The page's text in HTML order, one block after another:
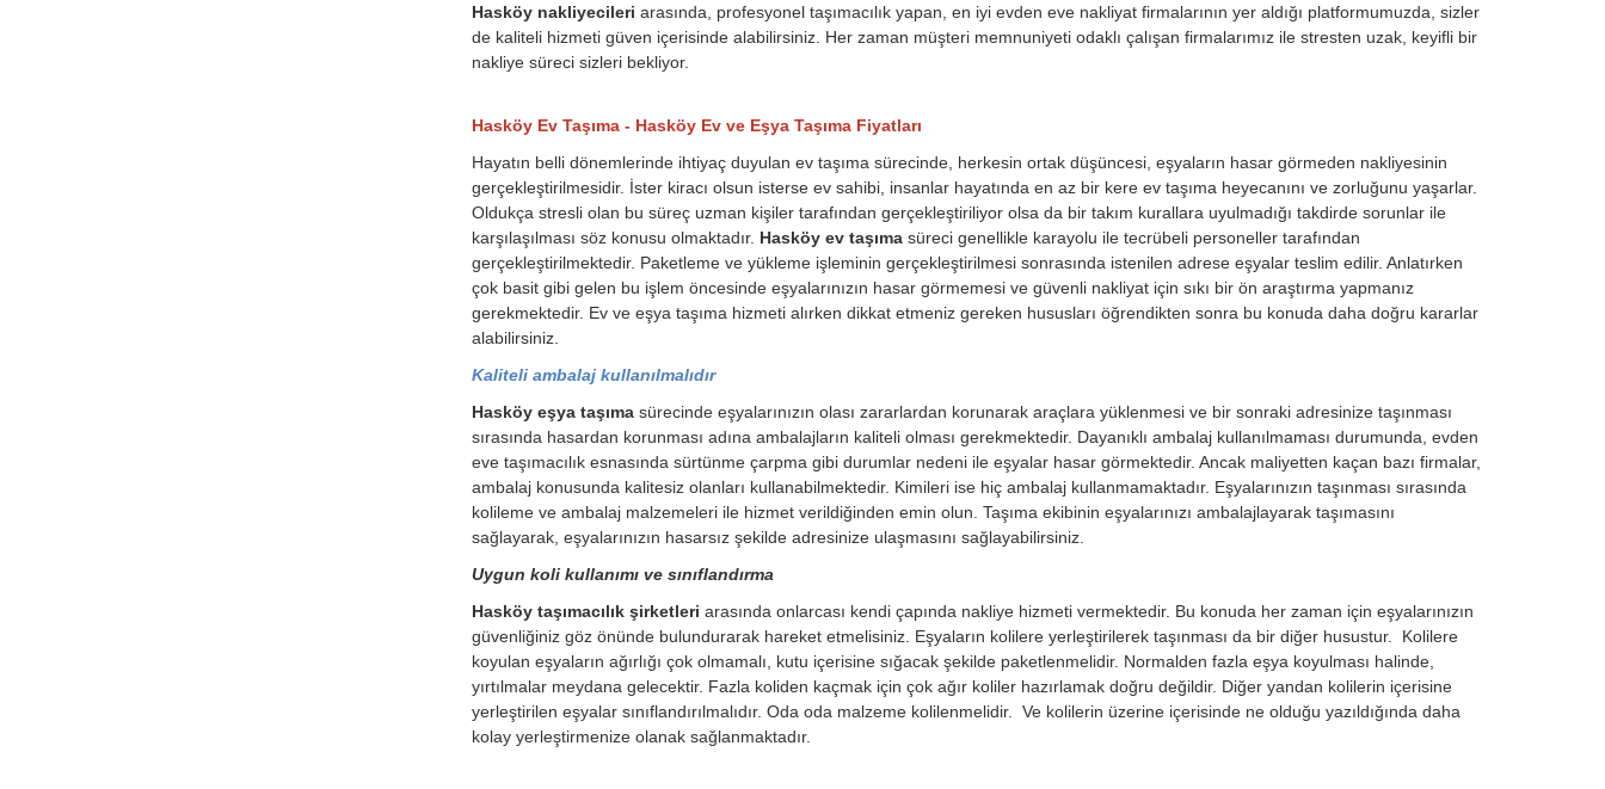
Hasköy nakliyecileri arasında, profesyonel taşımacılık yapan, en iyi evden eve nakliyat firmalarının yer aldığı platformumuzda, sizler
de kaliteli hizmeti güven içerisinde alabilirsiniz. Her zaman müşteri memnuniyeti odaklı çalışan firmalarımız ile stresten uzak, keyifli bir
nakliye süreci sizleri bekliyor.
Hasköy Ev Taşıma - Hasköy Ev ve Eşya Taşıma Fiyatları
Hayatın belli dönemlerinde ihtiyaç duyulan ev taşıma sürecinde, herkesin ortak düşüncesi, eşyaların hasar görmeden nakliyesinin
gerçekleştirilmesidir. İster kiracı olsun isterse ev sahibi, insanlar hayatında en az bir kere ev taşıma heyecanını ve zorluğunu yaşarlar.
Oldukça stresli olan bu süreç uzman kişiler tarafından gerçekleştiriliyor olsa da bir takım kurallara uyulmadığı takdirde sorunlar ile
karşılaşılması söz konusu olmaktadır. Hasköy ev taşımasüreci genellikle karayolu ile tecrübeli personeller tarafından
gerçekleştirilmektedir. Paketleme ve yükleme işleminin gerçekleştirilmesi sonrasında istenilen adrese eşyalar teslim edilir. Anlatırken
çok basit gibi gelen bu işlem öncesinde eşyalarınızın hasar görmemesi ve güvenli nakliyat için sıkı bir ön araştırma yapmanız
gerekmektedir. Ev ve eşya taşıma hizmeti alırken dikkat etmeniz gereken hususları öğrendikten sonra bu konuda daha doğru kararlar
alabilirsiniz.
Kaliteli ambalaj kullanılmalıdır
Hasköy eşya taşımasürecinde eşyalarınızın olası zararlardan korunarak araçlara yüklenmesi ve bir sonraki adresinize taşınması
sırasında hasardan korunması adına ambalajların kaliteli olması gerekmektedir. Dayanıklı ambalaj kullanılmaması durumunda, evden
eve taşımacılık esnasında sürtünme çarpma gibi durumlar nedeni ile eşyalar hasar görmektedir. Ancak maliyetten kaçan bazı firmalar,
ambalaj konusunda kalitesiz olanları kullanabilmektedir. Kimileri ise hiç ambalaj kullanmamaktadır. Eşyalarınızın taşınması sırasında
kolileme ve ambalaj malzemeleri ile hizmet verildiğinden emin olun. Taşıma ekibinin eşyalarınızı ambalajlayarak taşımasını
sağlayarak, eşyalarınızın hasarsız şekilde adresinize ulaşmasını sağlayabilirsiniz.
Uygun koli kullanımı ve sınıflandırma
Hasköy taşımacılık şirketleri arasında onlarcası kendi çapında nakliye hizmeti vermektedir. Bu konuda her zaman için eşyalarınızın
güvenliğiniz göz önünde bulundurarak hareket etmelisiniz. Eşyaların kolilere yerleştirilerek taşınması da bir diğer husustur. Kolilere
koyulan eşyaların ağırlığı çok olmamalı, kutu içerisine sığacak şekilde paketlenmelidir. Normalden fazla eşya koyulması halinde,
yırtılmalar meydana gelecektir. Fazla koliden kaçmak için çok ağır koliler hazırlamak doğru değildir. Diğer yandan kolilerin içerisine
yerleştirilen eşyalar sınıflandırılmalıdır. Oda oda malzeme kolilenmelidir. Ve kolilerin üzerine içerisinde ne olduğu yazıldığında daha
kolay yerleştirmenize olanak sağlanmaktadır.